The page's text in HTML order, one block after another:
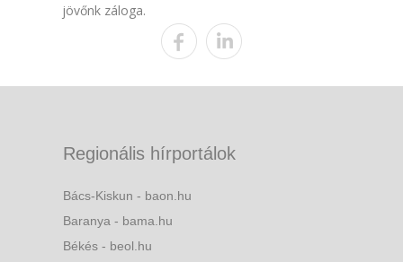
jövőnk záloga.
Regionális hírportálok
Bács-Kiskun - baon.hu
Baranya - bama.hu
Békés - beol.hu